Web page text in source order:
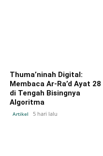
Thuma’ninah Digital:
Membaca Ar-Ra’d Ayat 28
di Tengah Bisingnya
Algoritma
Artikel 5 hari lalu